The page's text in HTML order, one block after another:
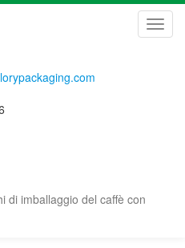
di imballaggio del caffè con